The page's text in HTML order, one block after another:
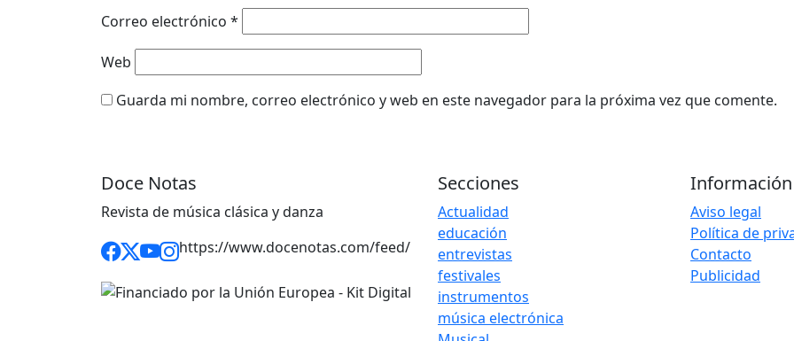
Correo electrónico *
Web
Guarda mi nombre, correo electrónico y web en este navegador para la próxima vez que comente.
Doce Notas
Revista de música clásica y danza
https://www.docenotas.com/feed/
Secciones
Actualidad
educación
entrevistas
festivales
instrumentos
música electrónica
Información
Aviso legal
Política de
Contacto
Publicidad